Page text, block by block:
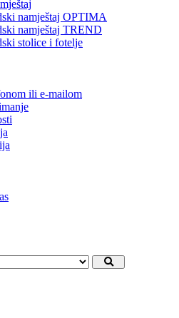
namještaj OPTIMA
namještaj TREND
stolice i fotelje
ili e-mailom